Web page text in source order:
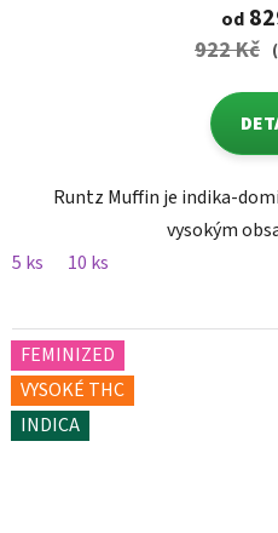
od
922 Kč
Runtz Muffin je indika-
vysokým
5 ks
10 ks
FEMINIZED
VYSOKÉ THC
INDICA